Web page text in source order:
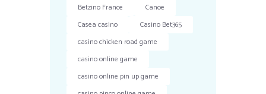
Betzino France
Canoe
Casea casino
Casino Bet365
casino chicken road game
casino online game
casino online pin up game